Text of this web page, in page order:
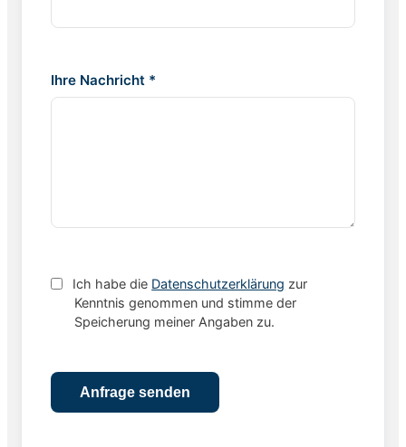
Ihre Nachricht *
Ich habe die Datenschutzerklärung zur
Kenntnis genommen und stimme der
Speicherung meiner Angaben zu.